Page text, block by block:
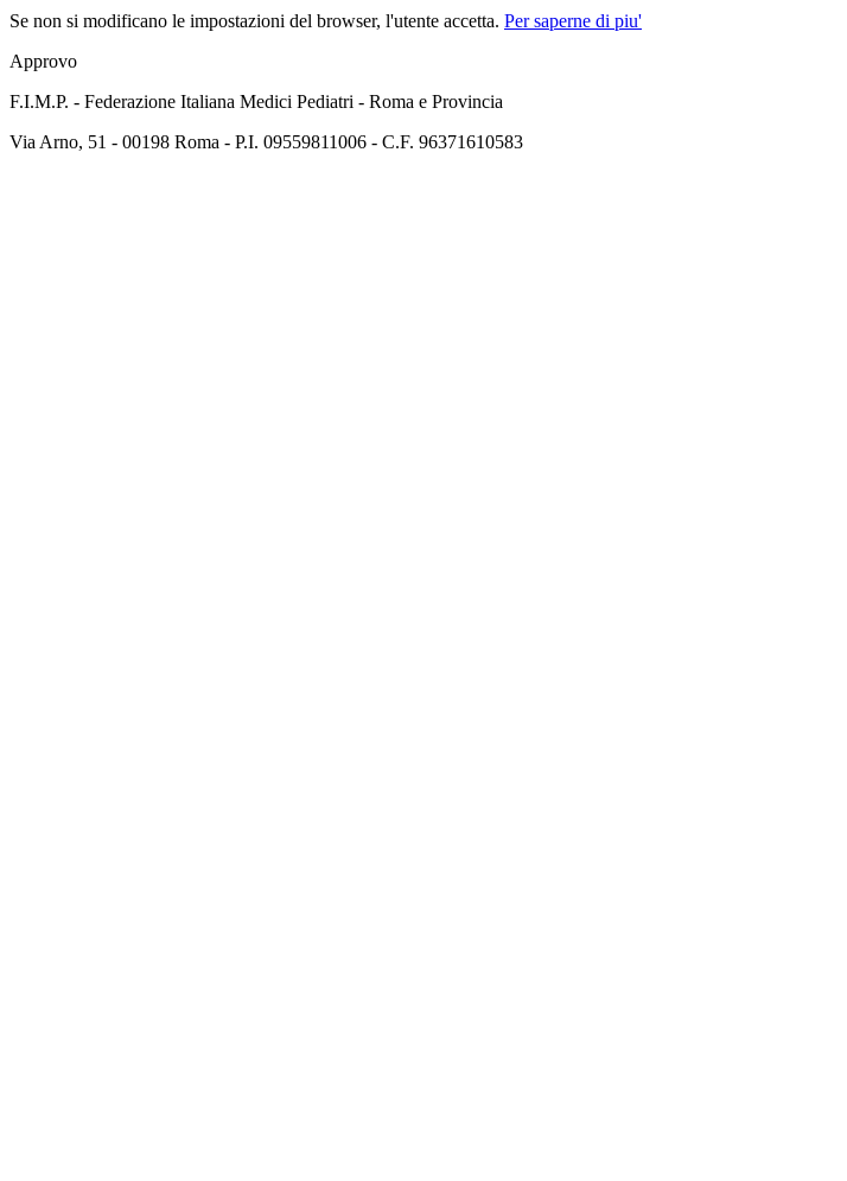
Se non si modificano le impostazioni del browser, l'utente accetta. Per saperne di piu'
Approvo
F.I.M.P. - Federazione Italiana Medici Pediatri - Roma e Provincia
Via Arno, 51 - 00198 Roma - P.I. 09559811006 - C.F. 96371610583